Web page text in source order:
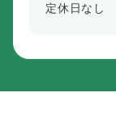
定休日なし